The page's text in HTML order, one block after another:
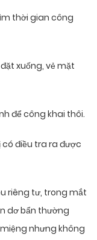
thời gian công
xuống, vẻ mặt
để công khai thôi.
có điều tra ra được
riêng tư, trong mắt
dơ bẩn thường
nhưng không